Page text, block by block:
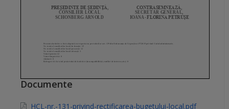
Documente
HCL-nr.-131-privind-rectificarea-bugetului-local.pdf